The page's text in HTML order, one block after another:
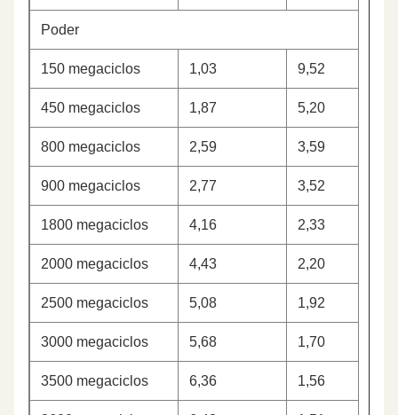
Poder
150 megaciclos 1,03 9,52
450 megaciclos 1,87 5,20
800 megaciclos 2,59 3,59
900 megaciclos 2,77 3,52
1800 megaciclos 4,16 2,33
2000 megaciclos 4,43 2,20
2500 megaciclos 5,08 1,92
3000 megaciclos 5,68 1,70
3500 megaciclos 6,36 1,56